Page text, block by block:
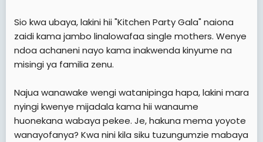
Sio kwa ubaya, lakini hii "Kitchen Party Gala" naiona
zaidi kama jambo linalowafaa single mothers. Wenye
ndoa achaneni nayo kama inakwenda kinyume na
misingi ya familia zenu.
Najua wanawake wengi watanipinga hapa, lakini mara
nyingi kwenye mijadala kama hii wanaume
huonekana wabaya pekee. Je, hakuna mema yoyote
wanayofanya? Kwa nini kila siku tuzungumzie mabaya